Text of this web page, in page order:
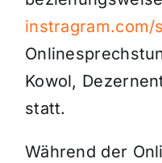
instragram.com/
Kowol,
statt.
Während der